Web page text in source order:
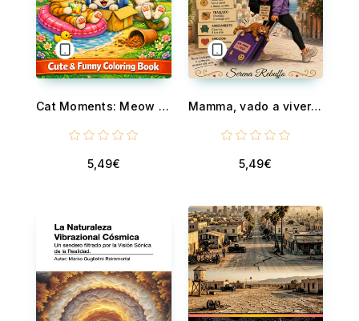
Cat Moments: Meow Life Coloring Book for Adults and Teens
5,49€
Mamma, vado a vivere da sola!
5,49€